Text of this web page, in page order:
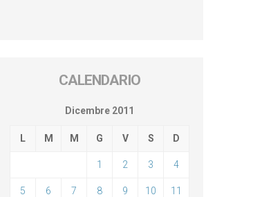
CALENDARIO
Dicembre 2011
L M M G V S D
1 2 3 4
5 6 7 8 9 10 11